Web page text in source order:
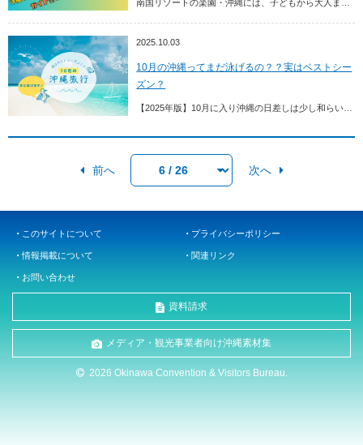
2025.10.03
10月の沖縄ってまだ泳げるの？？実はベストシー
ズン？
前へ 次へ
このサイトについて プライバシーポリシー
情報掲載について 関連リンク
お問い合わせ
資料請求
メディア・観光事業者向け沖縄素材集
2026 Okinawa Convention & Visitors Bureau.